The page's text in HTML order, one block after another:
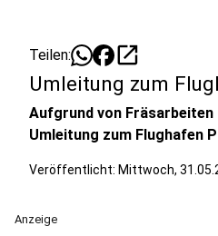
Teilen: open_in_new
Umleitung zum
Aufgrund von
Umleitung zum Flughafen
Veröffentlicht: Mittwoch,
Anzeige